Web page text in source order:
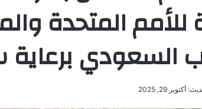
المتحدة
السعودي
أكتوبر 29, 2025